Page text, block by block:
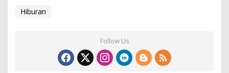
Hiburan
Follow Us